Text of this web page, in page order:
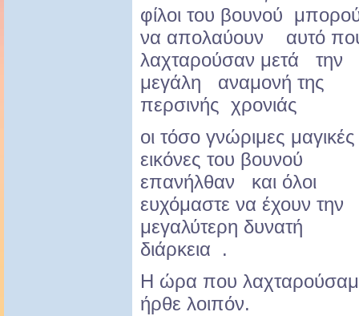
φίλοι του βουνού
να απολαύουν αυτό
λαχταρούσαν μετά την
μεγάλη αναμονή της
περσινής χρονιάς
οι τόσο γνώριμες μαγικές
εικόνες του βουνού
επανήλθαν και όλοι
ευχόμαστε να έχουν την
μεγαλύτερη δυνατή
διάρκεια .
Η ώρα που
ήρθε λοιπόν.